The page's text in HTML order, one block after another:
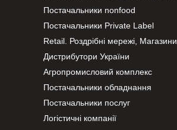
Постачальники nonfood
Постачальники Private Label
Retail. Роздрібні мережі, Магазини
Дистрибутори України
Агропромисловий комплекс
Постачальники обладнання
Постачальники послуг
Логістичні компанії